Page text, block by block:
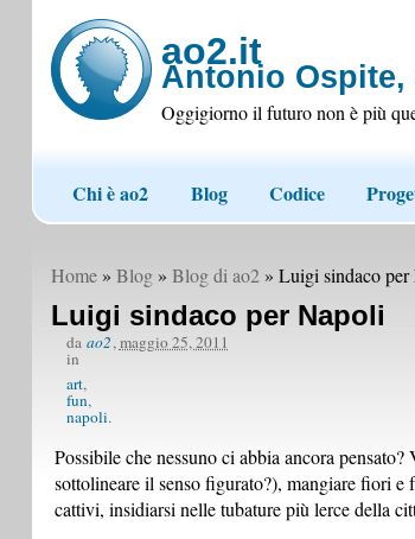
ao2.it
Antonio
Oggigiorno il futuro non è più
Chi è ao2 Blog Codice
Home» Blog» Blog di ao2» Luigi sindaco per
Luigi sindaco per Napoli
da ao2,maggio 25, 2011
in
art
fun
napoli
Possibile che nessuno ci abbia ancora
sottolineare il senso figurato?), mangiare fiori
cattivi, insidiarsi nelle tubature più lerce della